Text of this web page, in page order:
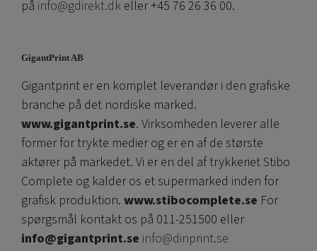
på info@gdirekt.dk eller +45 76 26 36 00.
GigantPrint AB
Gigantprint er en komplet leverandør i den grafiske
branche på det nordiske marked.
www.gigantprint.se. Virksomheden leverer alle
former for trykte medier og er en af ​​de største
aktører på markedet. Vi er en del af trykkeriet Stibo
Complete og kalder os et supermarked inden for
grafisk produktion. www.stibocomplete.se For
spørgsmål kontakt os på 011-251500 eller
info@gigantprint.se info@dinprint.se